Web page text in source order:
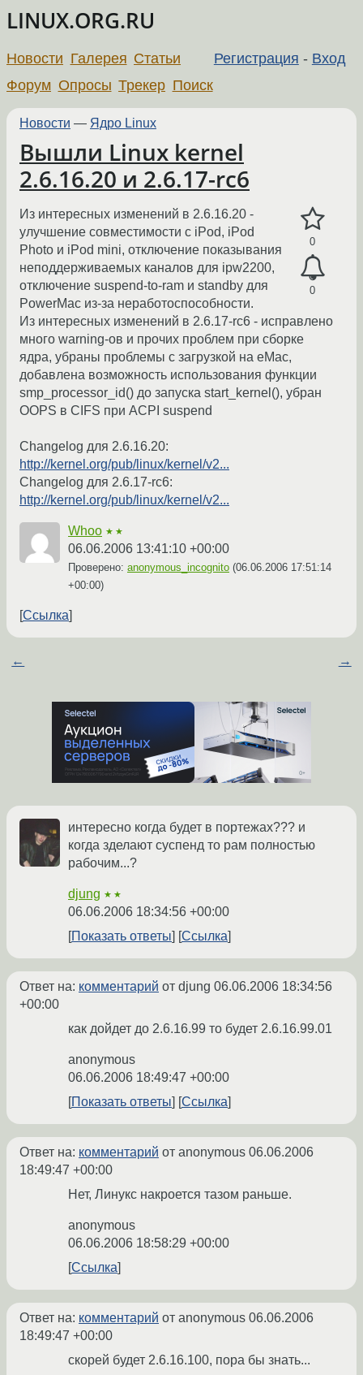
LINUX.ORG.RU
Регистрация - Вход
Новости Галерея Статьи
Форум Опросы Трекер Поиск
Новости — Ядро Linux
Вышли Linux kernel
2.6.16.20 и 2.6.17-rc6
0
0
Из интересных изменений в 2.6.16.20 -
улучшение совместимости с iPod, iPod
Photo и iPod mini, отключение показывания
неподдерживаемых каналов для ipw2200,
отключение suspend-to-ram и standby для
PowerMac из-за неработоспособности.
Из интересных изменений в 2.6.17-rc6 - исправлено
много warning-ов и прочих проблем при сборке
ядра, убраны проблемы с загрузкой на eMac,
добавлена возможность использования функции
smp_processor_id() до запуска start_kernel(), убран
OOPS в CIFS при ACPI suspend
Changelog для 2.6.16.20:
http://kernel.org/pub/linux/kernel/v2...
Changelog для 2.6.17-rc6:
http://kernel.org/pub/linux/kernel/v2...
Whoo ★★
06.06.2006 13:41:10 +00:00
Проверено: anonymous_incognito (06.06.2006 17:51:14
+00:00)
Ссылка
← →
интересно когда будет в портежах??? и
когда зделают суспенд то рам полностью
рабочим...?
djung ★★
06.06.2006 18:34:56 +00:00
Показать ответы
Ссылка
Ответ на: комментарий от djung 06.06.2006 18:34:56
+00:00
как дойдет до 2.6.16.99 то будет 2.6.16.99.01
anonymous
06.06.2006 18:49:47 +00:00
Показать ответы
Ссылка
Ответ на: комментарий от anonymous 06.06.2006
18:49:47 +00:00
Нет, Линукс накроется тазом раньше.
anonymous
06.06.2006 18:58:29 +00:00
Ссылка
Ответ на: комментарий от anonymous 06.06.2006
18:49:47 +00:00
скорей будет 2.6.16.100, пора бы знать...